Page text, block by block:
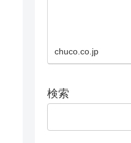
chuco.co.jp
検索